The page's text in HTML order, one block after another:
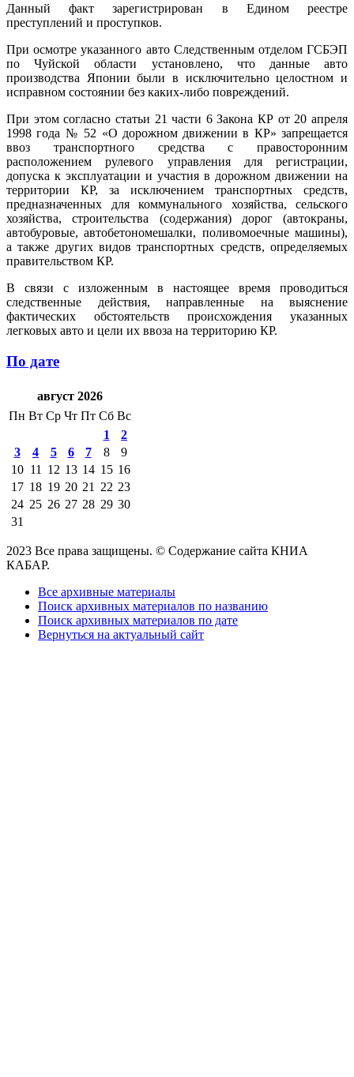
Данный факт зарегистрирован в Едином реестре
преступлений и проступков.
При осмотре указанного авто Следственным отделом ГСБЭП
по Чуйской области установлено, что данные авто
производства Японии были в исключительно целостном и
исправном состоянии без каких-либо повреждений.
При этом согласно статьи 21 части 6 Закона КР от 20 апреля
1998 года № 52 «О дорожном движении в КР» запрещается
ввоз транспортного средства с правосторонним
расположением рулевого управления для регистрации,
допуска к эксплуатации и участия в дорожном движении на
территории КР, за исключением транспортных средств,
предназначенных для коммунального хозяйства, сельского
хозяйства, строительства (содержания) дорог (автокраны,
автобуровые, автобетономешалки, поливомоечные машины),
а также других видов транспортных средств, определяемых
правительством КР.
В связи с изложенным в настоящее время проводиться
следственные действия, направленные на выяснение
фактических обстоятельств происхождения указанных
легковых авто и цели их ввоза на территорию КР.
По дате
август 2026
Пн Вт Ср Чт Пт Сб Вс
1
2
3
4 5 6 7 8
9
10 11 12 13 14 15 16
17 18 19 20 21 22 23
24 25 26 27 28 29 30
31
2023 Все права защищены. © Содержание сайта КНИА
КАБАР.
Все архивные материалы
Поиск архивных материалов по названию
Поиск архивных материалов по дате
Вернуться на актуальный сайт